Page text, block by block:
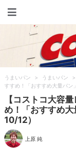
うまいパン > うまいパン >
すすめ！「おすすめ大量パン
【コストコ大容
め！「おすすめ
10/12）
上原 純